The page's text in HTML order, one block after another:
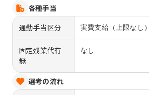
各種手当
通勤手当区分
実費支給（上限なし）
固定残業代有
無
なし
選考の流れ